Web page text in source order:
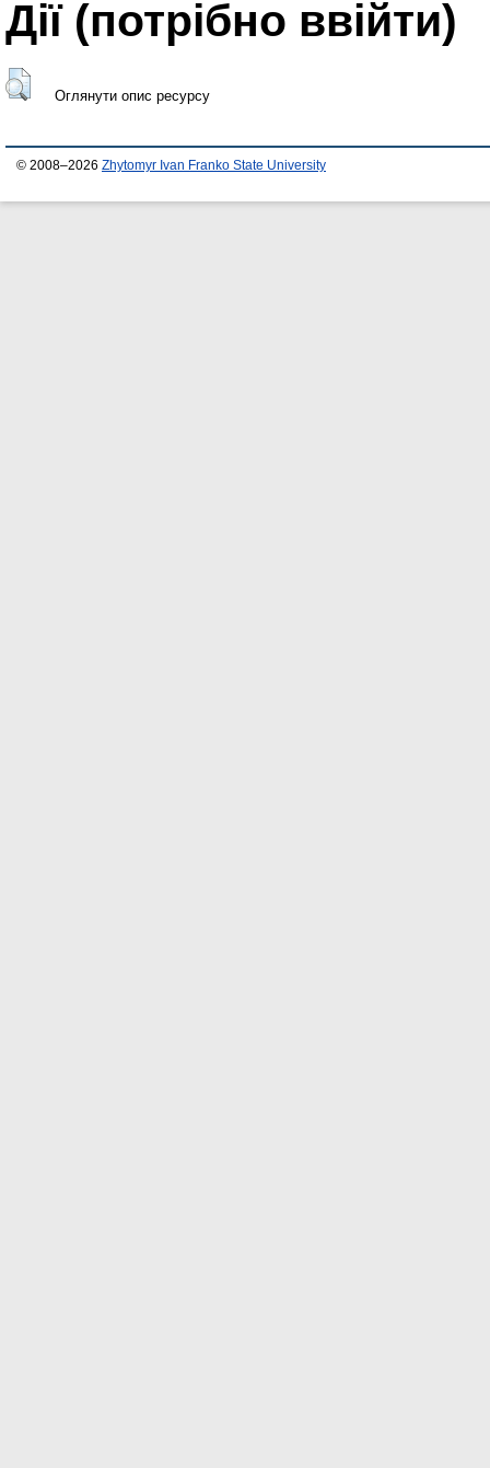
Дії ​​(потрібно ввійти)
Оглянути опис ресурсу
© 2008–2026 Zhytomyr Ivan Franko State University